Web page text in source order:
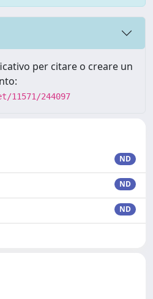
per citare o creare un
244097
ND
ND
ND